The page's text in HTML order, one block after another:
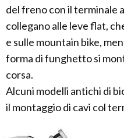
del freno con il terminale
collegano alle leve flat,
e sulle mountain bike,
forma di funghetto si
corsa.
Alcuni modelli antichi di
il montaggio di cavi col